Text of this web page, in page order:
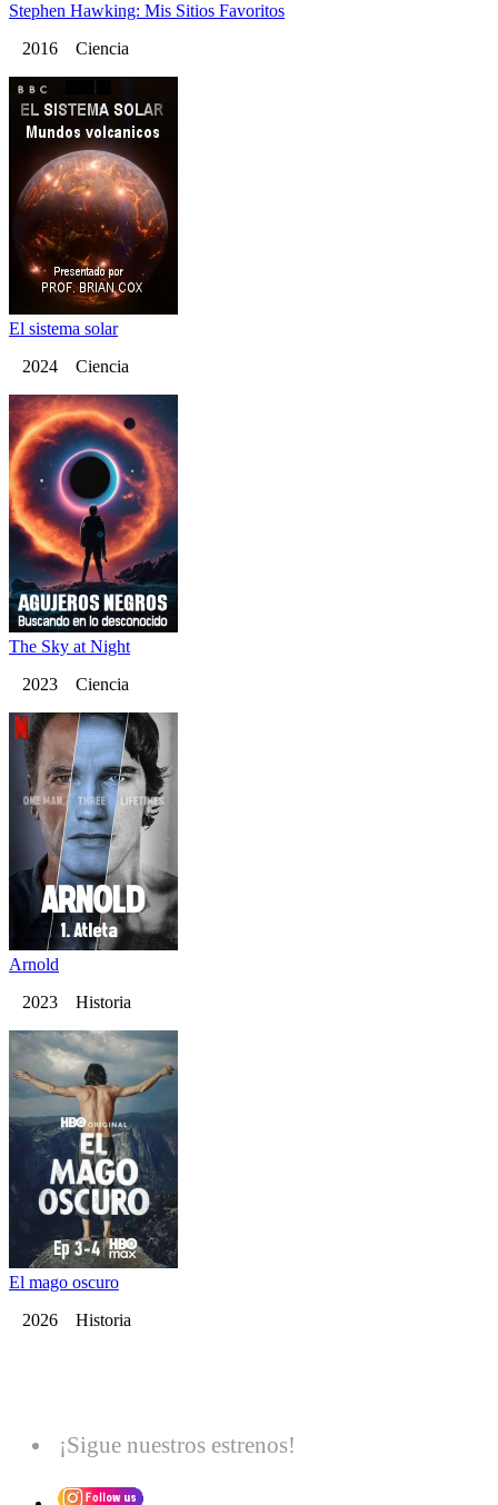
Stephen Hawking: Mis Sitios Favoritos
2016 Ciencia
El sistema solar
2024 Ciencia
The Sky at Night
2023 Ciencia
Arnold
2023 Historia
El mago oscuro
2026 Historia
¡Sigue nuestros estrenos!